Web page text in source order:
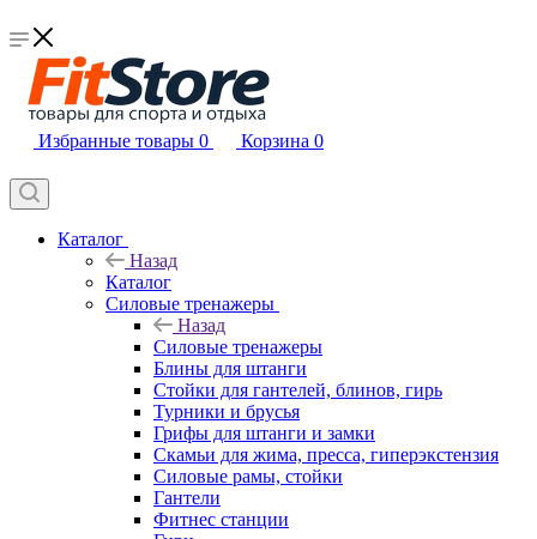
Избранные товары 0 Корзина 0
Каталог
Назад
Каталог
Силовые тренажеры
Назад
Силовые тренажеры
Блины для штанги
Стойки для гантелей, блинов, гирь
Турники и брусья
Грифы для штанги и замки
Скамьи для жима, пресса, гиперэкстензия
Силовые рамы, стойки
Гантели
Фитнес станции